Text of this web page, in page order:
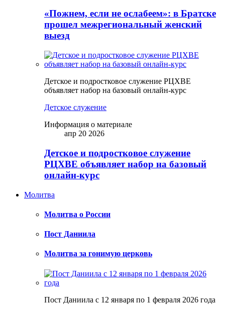
«Пожнем, если не ослабеем»: в Братске
прошел межрегиональный женский
выезд
Детское и подростковое служение РЦХВЕ
объявляет набор на базовый онлайн-курс
Детское служение
Информация о материале
апр 20 2026
Детское и подростковое служение
РЦХВЕ объявляет набор на базовый
онлайн-курс
Молитва
Молитва о России
Пост Даниила
Молитва за гонимую церковь
Пост Даниила с 12 января по 1 февраля 2026 года